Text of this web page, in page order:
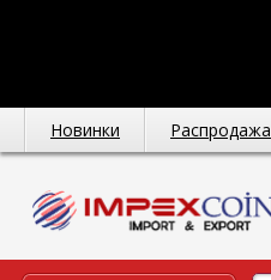
Новинки Распродажа